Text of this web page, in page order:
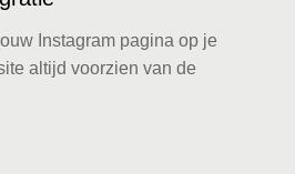
Instagram pagina op je
altijd voorzien van de